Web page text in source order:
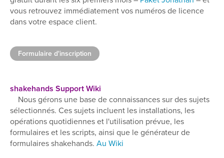
vous retrouvez immédiatement vos numéros de licence
dans votre espace client.
Formulaire d'inscription
shakehands Support Wiki
Nous gérons une base de connaissances sur des sujets
sélectionnés. Ces sujets incluent les installations, les
opérations quotidiennes et l'utilisation prévue, les
formulaires et les scripts, ainsi que le générateur de
formulaires shakehands. Au Wiki